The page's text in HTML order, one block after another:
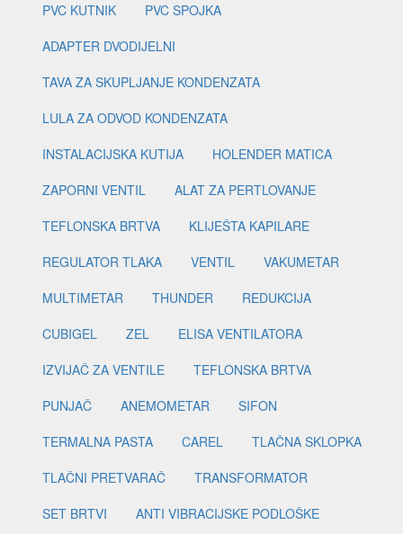
PVC KUTNIK
PVC SPOJKA
ADAPTER DVODIJELNI
TAVA ZA SKUPLJANJE KONDENZATA
LULA ZA ODVOD KONDENZATA
INSTALACIJSKA KUTIJA
HOLENDER MATICA
ZAPORNI VENTIL
ALAT ZA PERTLOVANJE
TEFLONSKA BRTVA
KLIJEŠTA KAPILARE
REGULATOR TLAKA
VENTIL
VAKUMETAR
MULTIMETAR
THUNDER
REDUKCIJA
CUBIGEL
ZEL
ELISA VENTILATORA
IZVIJAČ ZA VENTILE
TEFLONSKA BRTVA
PUNJAČ
ANEMOMETAR
SIFON
TERMALNA PASTA
CAREL
TLAČNA SKLOPKA
TLAČNI PRETVARAČ
TRANSFORMATOR
SET BRTVI
ANTI VIBRACIJSKE PODLOŠKE